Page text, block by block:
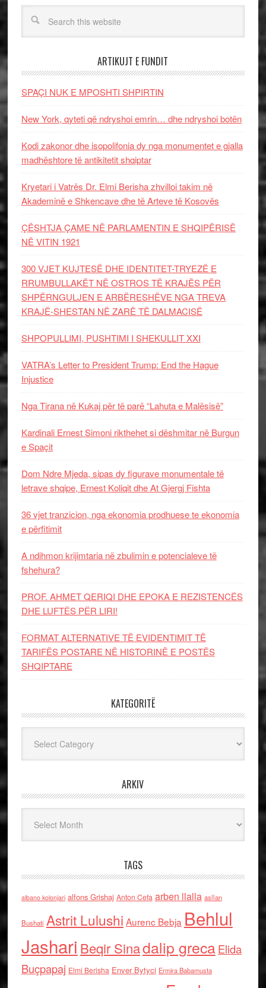
ARTIKUJT E FUNDIT
SPAÇI NUK E MPOSHTI SHPIRTIN
New York, qyteti që ndryshoi emrin… dhe ndryshoi botën
Kodi zakonor dhe isopolifonia dy nga monumentet e gjalla
madhështore të antikitetit shqiptar
Kryetari i Vatrës Dr. Elmi Berisha zhvilloi takim në
Akademinë e Shkencave dhe të Arteve të Kosovës
ÇËSHTJA ÇAME NË PARLAMENTIN E SHQIPËRISË
NË VITIN 1921
300 VJET KUJTESË DHE IDENTITET-TRYEZË E
RRUMBULLAKËT NË OSTROS TË KRAJËS PËR
SHPËRNGULJEN E ARBËRESHËVE NGA TREVA
KRAJË-SHESTAN NË ZARË TË DALMACISË
SHPOPULLIMI, PUSHTIMI I SHEKULLIT XXI
VATRA’s Letter to President Trump: End the Hague
Injustice
Nga Tirana në Kukaj për të parë “Lahuta e Malësisë”
Kardinali Ernest Simoni rikthehet si dëshmitar në Burgun
e Spaçit
Dom Ndre Mjeda, sipas dy figurave monumentale të
letrave shqipe, Ernest Koliqit dhe At Gjergj Fishta
36 vjet tranzicion, nga ekonomia prodhuese te ekonomia
e përfitimit
A ndihmon krijimtaria në zbulimin e potencialeve të
fshehura?
PROF. AHMET QERIQI DHE EPOKA E REZISTENCЁS
DHE LUFTЁS PЁR LIRI!
FORMAT ALTERNATIVE TË EVIDENTIMIT TË
TARIFËS POSTARE NË HISTORINË E POSTËS
SHQIPTARE
KATEGORITË
ARKIV
TAGS
albano kolonjari alfons Grishaj Anton Cefa arben llalla asllan
Bushati Astrit Lulushi Aurenc Bebja Behlul
Jashari Beqir Sinadalip grecaElida
Buçpapaj Elmi Berisha Enver Bytyci Ermira Babamusta